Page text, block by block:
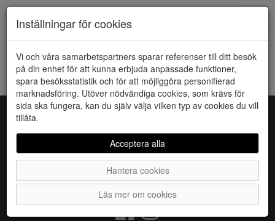
HEM JACQUELINE DE YONG
Kunde inte hitta några artiklar...
Inställningar för cookies
Vi och våra samarbetspartners sparar referenser till ditt besök
på din enhet för att kunna erbjuda anpassade funktioner,
spara besöksstatistik och för att möjliggöra personifierad
marknadsföring. Utöver nödvändiga cookies, som krävs för
sida ska fungera, kan du själv välja vilken typ av cookies du vill
tillåta.
Acceptera alla
Hantera cookies
Läs mer om cookies
Sko-fynd i Vimmerby AB
S:t Torget 2, 598 21 VIMMERBY, Telefon:
| Om oss Kontakta oss